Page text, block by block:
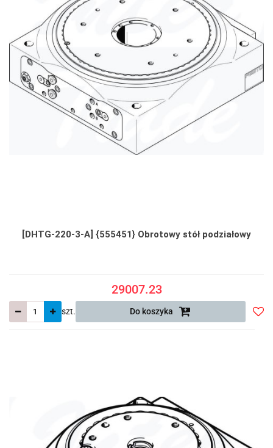
[DHTG-220-3-A] {555451} Obrotowy stół podziałowy
29007.23
szt. Do koszyka